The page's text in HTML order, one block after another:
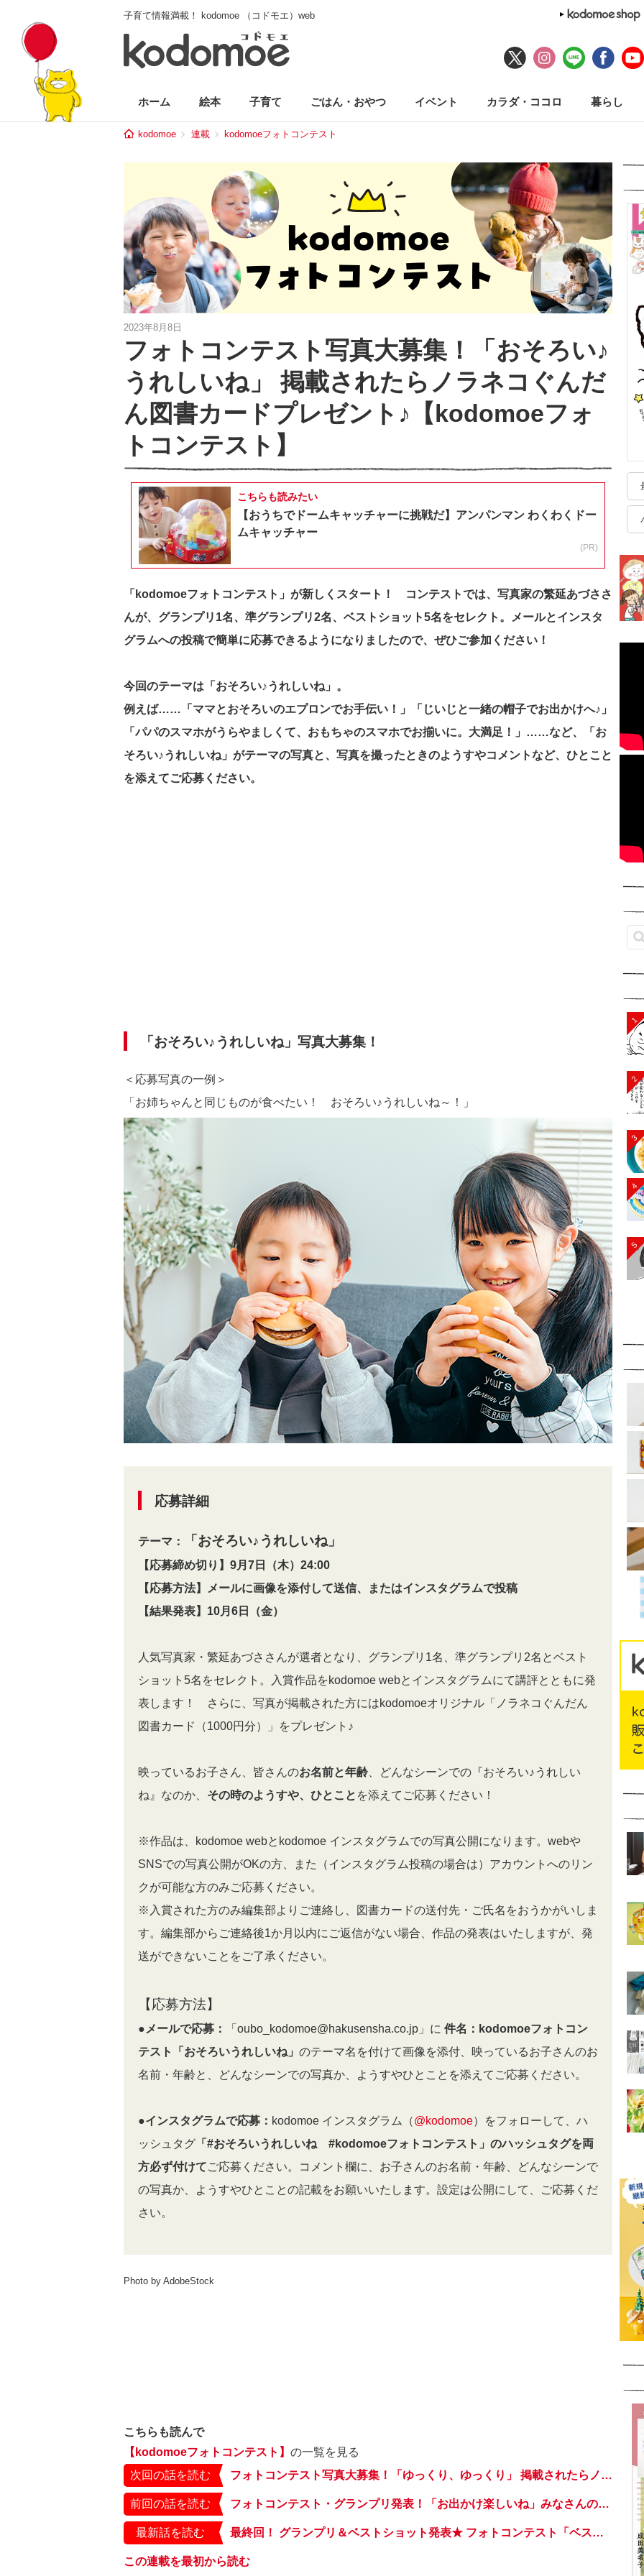
子育て情報満載！ kodomoe （コドモエ）web
ホーム 絵本 子育て ごはん・おやつ イベント カラダ・ココロ 暮らし
kodomoe 連載 kodomoeフォトコンテスト
2023年8月8日
フォトコンテスト写真大募集！「おそろい♪
うれしいね」 掲載されたらノラネコぐんだ
ん図書カードプレゼント♪【kodomoeフォ
トコンテスト】
こちらも読みたい
【おうちでドームキャッチャーに挑戦だ】アンパンマン わくわくドー
ムキャッチャー
(PR)
「kodomoeフォトコンテスト」が新しくスタート！ コンテストでは、写真家の繁延あづささ
んが、グランプリ1名、準グランプリ2名、ベストショット5名をセレクト。メールとインスタ
グラムへの投稿で簡単に応募できるようになりましたので、ぜひご参加ください！
今回のテーマは「おそろい♪うれしいね」。
例えば……「ママとおそろいのエプロンでお手伝い！」「じいじと一緒の帽子でお出かけへ♪」
「パパのスマホがうらやましくて、おもちゃのスマホでお揃いに。大満足！」……など、「お
そろい♪うれしいね」がテーマの写真と、写真を撮ったときのようすやコメントなど、ひとこと
を添えてご応募ください。
「おそろい♪うれしいね」写真大募集！
＜応募写真の一例＞
「お姉ちゃんと同じものが食べたい！ おそろい♪うれしいね～！」
応募詳細
テーマ： 「おそろい♪うれしいね 」
【応募締め切り】9月7日（木）24:00
【応募方法】メールに画像を添付して送信、またはインスタグラムで投稿
【結果発表】10月6日（金）
人気写真家・繁延あづささんが選者となり、グランプリ1名、準グランプリ2名とベスト
ショット5名をセレクト。入賞作品をkodomoe webとインスタグラムにて講評とともに発
表します！ さらに、写真が掲載された方にはkodomoeオリジナル「ノラネコぐんだん
図書カード（1000円分）」をプレゼント♪
映っているお子さん、皆さんのお名前と年齢 、どんなシーンでの『おそろい♪うれしい
ね』なのか、 その時のようすや、ひとこと を添えてご応募ください！
※作品は、kodomoe webとkodomoe インスタグラムでの写真公開になります。webや
SNSでの写真公開がOKの方、また（インスタグラム投稿の場合は）アカウントへのリン
クが可能な方のみご応募ください。
※入賞された方のみ編集部よりご連絡し、図書カードの送付先・ご氏名をおうかがいしま
す。編集部からご連絡後1か月以内にご返信がない場合、作品の発表はいたしますが、発
送ができないことをご了承ください。
【応募方法】
●メールで応募： 「oubo_kodomoe@hakusensha.co.jp」に 件名：kodomoeフォトコン
テスト「おそろいうれしいね」 のテーマ名を付けて画像を添付、映っているお子さんのお
名前・年齢と、どんなシーンでの写真か、ようすやひとことを添えてご応募ください。
●インスタグラムで応募： kodomoe インスタグラム（@kodomoe）をフォローして、ハ
ッシュタグ 「#おそろいうれしいね #kodomoeフォトコンテスト」のハッシュタグを両
方必ず付けてご応募ください。コメント欄に、お子さんのお名前・年齢、どんなシーンで
の写真か、ようすやひとことの記載をお願いいたします。設定は公開にして、ご応募くだ
さい。
Photo by AdobeStock
こちらも読んで
【kodomoeフォトコンテスト】 の一覧を見る
次回の話を読む
フォトコンテスト写真大募集！「ゆっくり、ゆっくり」 掲載されたらノラネコぐんだん図書カードプレゼント♪【kodomoeフォトコンテスト】
前回の話を読む フォトコンテスト・グランプリ発表！「お出かけ楽しいね」みなさんの応募作品からベストショットを厳選！【kodomoeフォトコンテスト】
最新話を読む 最終回！ グランプリ＆ベストショット発表★ フォトコンテスト「ベストスマイル、大集合！」【kodomoeフォトコンテスト】
この連載を最初から読む
1
2
3
4
5